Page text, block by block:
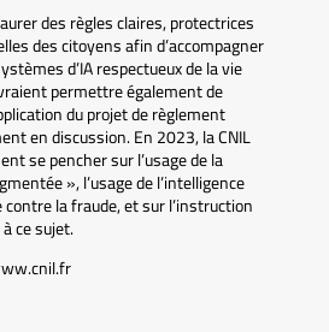
des règles claires, protectrices
des citoyens afin d’accompagner
d’IA respectueux de la vie
permettre également de
du projet de règlement
en discussion. En 2023, la CNIL
se pencher sur l’usage de la
», l’usage de l’intelligence
la fraude, et sur l’instruction
ce sujet.